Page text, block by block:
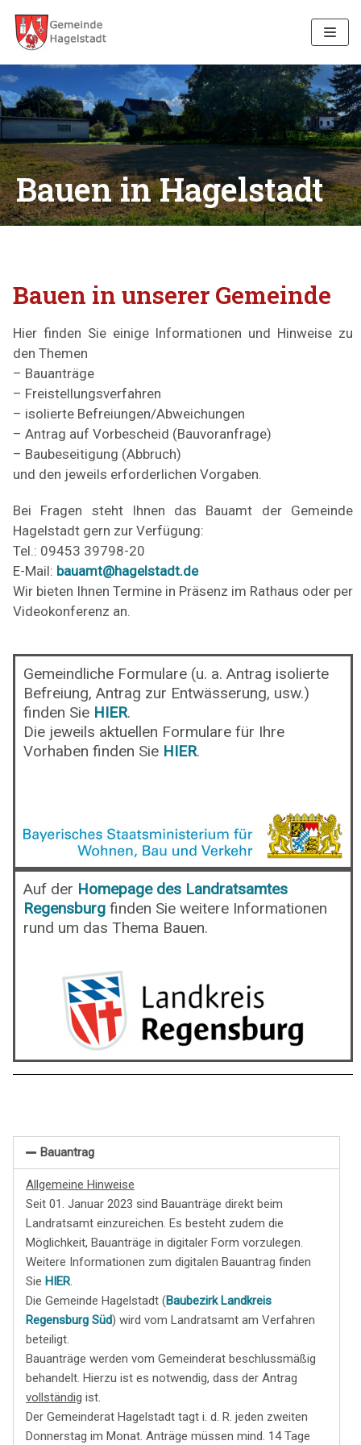
Zum
Inhalt
Bauen in Hagelstadt
Bauen in unserer Gemeinde
Hier finden Sie einige Informationen und Hinweise zu
den Themen
– Bauanträge
– Freistellungsverfahren
– isolierte Befreiungen/Abweichungen
– Antrag auf Vorbescheid (Bauvoranfrage)
– Baubeseitigung (Abbruch)
und den jeweils erforderlichen Vorgaben.
Bei Fragen steht Ihnen das Bauamt der Gemeinde
Hagelstadt gern zur Verfügung:
Tel.: 09453 39798-20
E-Mail: bauamt@hagelstadt.de
Wir bieten Ihnen Termine in Präsenz im Rathaus oder per
Videokonferenz an.
Gemeindliche Formulare (u. a. Antrag isolierte
Befreiung, Antrag zur Entwässerung, usw.)
finden Sie HIER.
Die jeweils aktuellen Formulare für Ihre
Vorhaben finden Sie HIER.
Auf der Homepage des Landratsamtes
Regensburg finden Sie weitere Informationen
rund um das Thema Bauen.
Bauantrag
Allgemeine Hinweise
Seit 01. Januar 2023 sind Bauanträge direkt beim
Landratsamt einzureichen. Es besteht zudem die
Möglichkeit, Bauanträge in digitaler Form vorzulegen.
Weitere Informationen zum digitalen Bauantrag finden
Sie HIER.
Die Gemeinde Hagelstadt (Baubezirk Landkreis
Regensburg Süd) wird vom Landratsamt am Verfahren
beteiligt.
Bauanträge werden vom Gemeinderat beschlussmäßig
behandelt. Hierzu ist es notwendig, dass der Antrag
vollständig ist.
Der Gemeinderat Hagelstadt tagt i. d. R. jeden zweiten
Donnerstag im Monat. Anträge müssen mind. 14 Tage